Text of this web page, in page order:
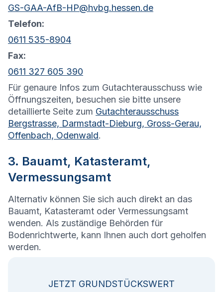
GS-GAA-AfB-HP@hvbg.hessen.de
Telefon:
0611 535-8904
Fax:
0611 327 605 390
Für genaure Infos zum Gutachterausschuss wie
Öffnungszeiten, besuchen sie bitte unsere
detaillierte Seite zum Gutachterausschuss
Bergstrasse, Darmstadt-Dieburg, Gross-Gerau,
Offenbach, Odenwald.
3. Bauamt, Katasteramt,
Vermessungsamt
Alternativ können Sie sich auch direkt an das
Bauamt, Katasteramt oder Vermessungsamt
wenden. Als zuständige Behörden für
Bodenrichtwerte, kann Ihnen auch dort geholfen
werden.
JETZT GRUNDSTÜCKSWERT